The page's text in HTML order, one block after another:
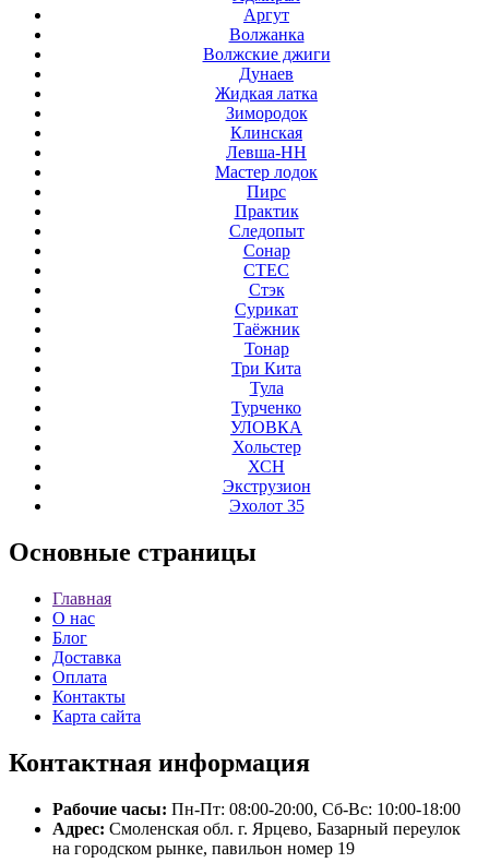
Аргут
Волжанка
Волжские джиги
Дунаев
Жидкая латка
Зимородок
Клинская
Левша-НН
Мастер лодок
Пирс
Практик
Следопыт
Сонар
СТЕС
Стэк
Сурикат
Таёжник
Тонар
Три Кита
Тула
Турченко
УЛОВКА
Хольстер
ХСН
Экструзион
Эхолот 35
Основные страницы
Главная
О нас
Блог
Доставка
Оплата
Контакты
Карта сайта
Контактная информация
Рабочие часы: Пн-Пт: 08:00-20:00, Сб-Вс: 10:00-18:00
Адрес: Смоленская обл. г. Ярцево, Базарный переулок
на городском рынке, павильон номер 19